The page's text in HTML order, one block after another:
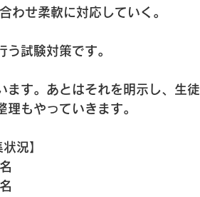
わせ柔軟に対応していく。
う試験対策です。
ます。あとはそれを明示し、生
理もやっていきます。
況】